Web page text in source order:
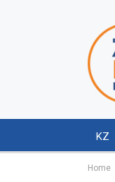
KZ
Home